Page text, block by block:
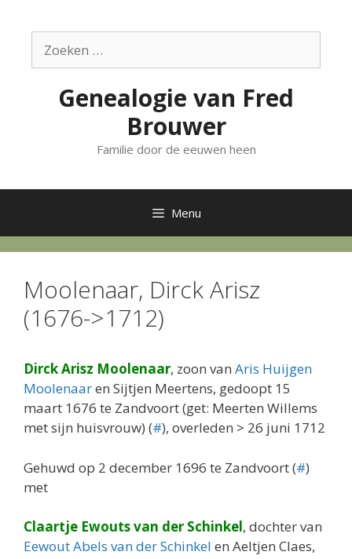
inhoudnaar:
Genealogie van Fred
Brouwer
Familie door de eeuwen heen
Menu
Moolenaar, Dirck Arisz
(1676->1712)
Dirck Arisz Moolenaar, zoon van Aris Huijgen
Moolenaaren Sijtjen Meertens, gedoopt 15
maart 1676 te Zandvoort (get: Meerten Willems
met sijn huisvrouw) (#), overleden > 26 juni 1712
Gehuwd op 2 december 1696 te Zandvoort (#)
met
Claartje Ewouts van der Schinkel, dochter van
Eewout Abels van der Schinkel en Aeltjen Claes,